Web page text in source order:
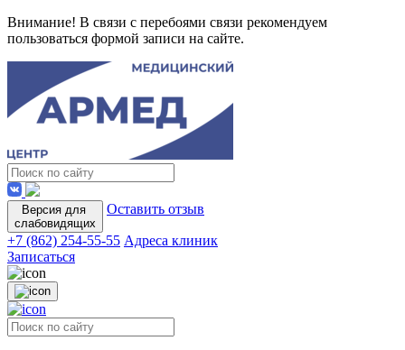
Внимание! В связи с перебоями связи рекомендуем
пользоваться формой записи на сайте.
Версия для
слабовидящих
Оставить отзыв
+7 (862) 254-55-55 Адреса клиник
Записаться